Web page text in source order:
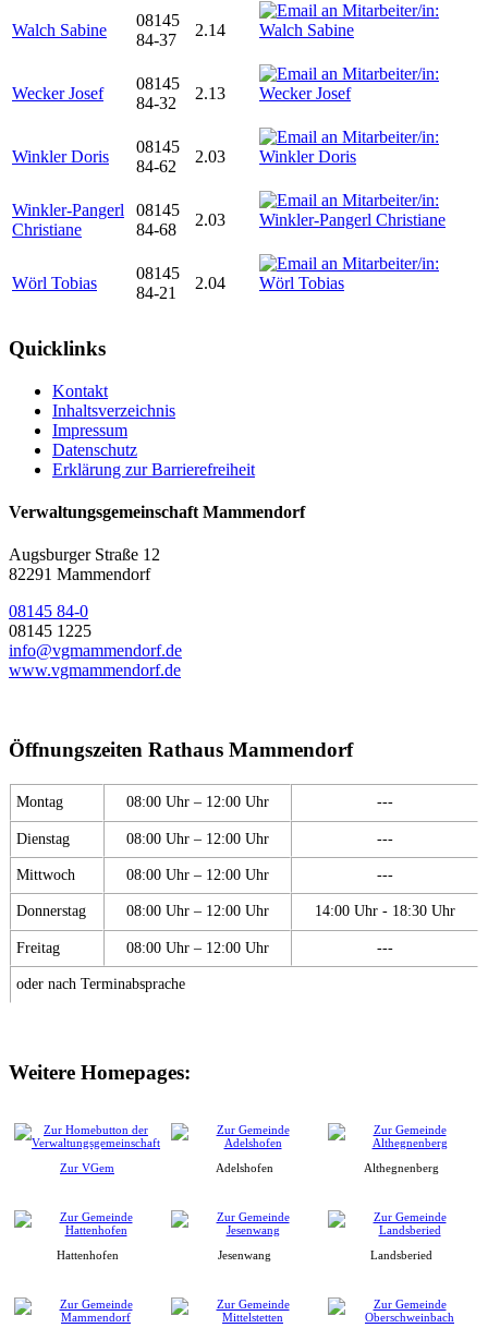
Walch Sabine
08145
84-37
2.14
Wecker Josef
08145
84-32
2.13
Winkler Doris
08145
84-62
2.03
Winkler-Pangerl
Christiane
08145
84-68
2.03
Wörl Tobias
08145
84-21
2.04
Quicklinks
Kontakt
Inhaltsverzeichnis
Impressum
Datenschutz
Erklärung zur Barrierefreiheit
Verwaltungsgemeinschaft Mammendorf
Augsburger Straße 12
82291 Mammendorf
08145 84-0
08145 1225
info@vgmammendorf.de
www.vgmammendorf.de
Öffnungszeiten Rathaus Mammendorf
Montag 08:00 Uhr – 12:00 Uhr ---
Dienstag 08:00 Uhr – 12:00 Uhr ---
Mittwoch 08:00 Uhr – 12:00 Uhr ---
Donnerstag 08:00 Uhr – 12:00 Uhr 14:00 Uhr - 18:30 Uhr
Freitag 08:00 Uhr – 12:00 Uhr ---
oder nach Terminabsprache
Weitere Homepages:
Zur VGem Adelshofen Althegnenberg
Hattenhofen Jesenwang Landsberied